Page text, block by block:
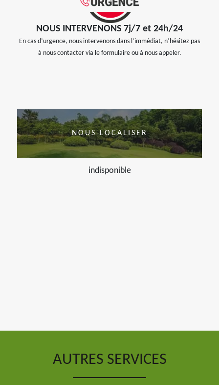
NOUS INTERVENONS 7j/7 et 24h/24
En cas d’urgence, nous intervenons dans l’immédiat, n’hésitez pas
à nous contacter via le formulaire ou à nous appeler.
NOUS LOCALISER
indisponible
AUTRES SERVICES